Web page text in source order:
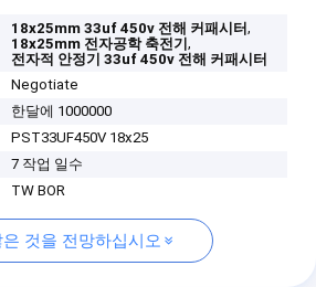
18x25mm 33uf 450v 전해 커패시터,
18x25mm 전자공학 축전기,
전자적 안정기 33uf 450v 전해 커패시터
Negotiate
한달에 1000000
PST33UF450V 18x25
7 작업 일수
TW BOR
은 것을 전망하십시오